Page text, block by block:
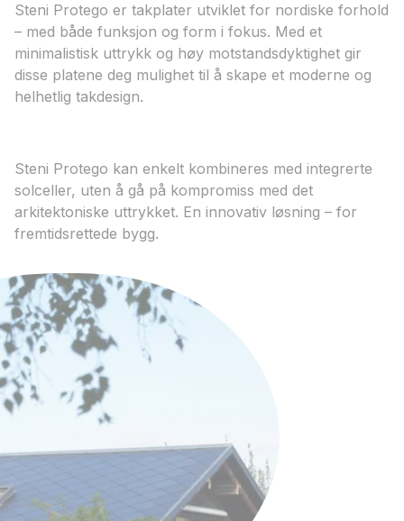
Steni Protego er takplater utviklet for nordiske forhold
– med både funksjon og form i fokus. Med et
minimalistisk uttrykk og høy motstandsdyktighet gir
disse platene deg mulighet til å skape et moderne og
helhetlig takdesign.
Steni Protego kan enkelt kombineres med integrerte
solceller, uten å gå på kompromiss med det
arkitektoniske uttrykket. En innovativ løsning – for
fremtidsrettede bygg.